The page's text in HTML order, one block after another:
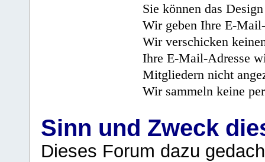
Sie können das
Wir geben Ihre E-
Wir verschicken
Ihre E-Mail-Adresse
Mitgliedern nicht
Wir sammeln keine
Sinn und Zweck
Dieses Forum dazu